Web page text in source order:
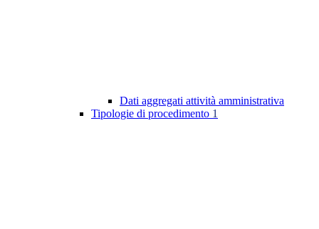
Dati aggregati attività amministrativa
Tipologie di procedimento 1